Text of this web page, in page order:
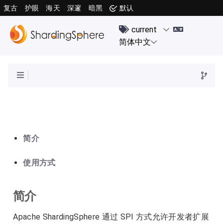
复古 护眼 海天 深邃 暗黑 默认
简介
使用方式
简介
Apache ShardingSphere 通过 SPI 方式允许开发者扩展